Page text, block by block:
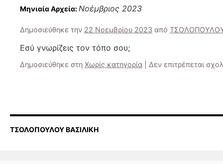
Μηνιαία Αρχεία:Νοέμβριος 2023
Δημοσιεύθηκε την 22 Νοεμβρίου 2023 από ΤΣΟΛΟΠΟΥΛΟΥ
Εσύ γνωρίζεις τον τόπο σου;
Δημοσιεύθηκε στη Χωρίς κατηγορία Δεν επιτρέπεται
ΤΣΟΛΟΠΟΥΛΟΥ ΒΑΣΙΛΙΚΗ